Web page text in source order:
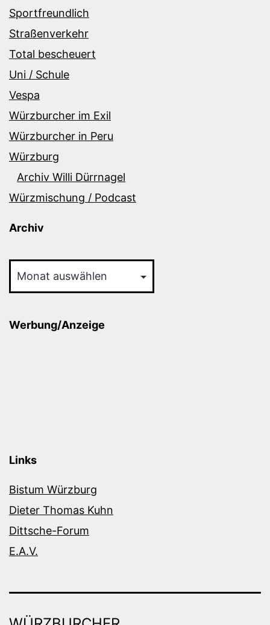
Sportfreundlich
Straßenverkehr
Total bescheuert
Uni / Schule
Vespa
Würzburcher im Exil
Würzburcher in Peru
Würzburg
Archiv Willi Dürrnagel
Würzmischung / Podcast
Archiv
Werbung/Anzeige
Links
Bistum Würzburg
Dieter Thomas Kuhn
Dittsche-Forum
E.A.V.